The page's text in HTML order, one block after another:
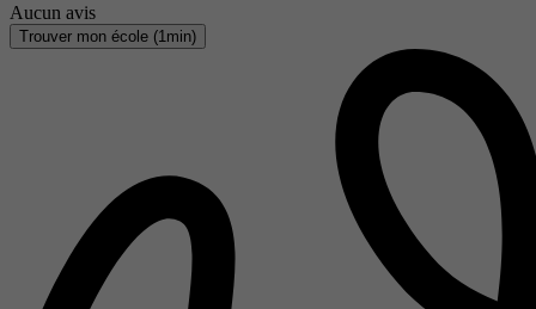
Aucun avis
Trouver mon école (1min)